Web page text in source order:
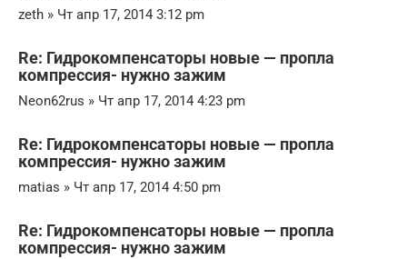
zeth » Чт апр 17, 2014 3:12 pm
Re: Гидрокомпенсаторы новые — пропла
компрессия- нужно зажим
Neon62rus » Чт апр 17, 2014 4:23 pm
Re: Гидрокомпенсаторы новые — пропла
компрессия- нужно зажим
matias » Чт апр 17, 2014 4:50 pm
Re: Гидрокомпенсаторы новые — пропла
компрессия- нужно зажим